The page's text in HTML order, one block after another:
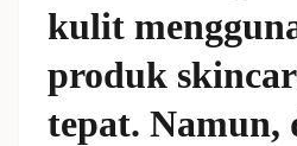
kulit
produk
tepat. Namun,